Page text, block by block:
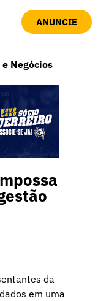
ANUNCIE
Negócios
da
em uma